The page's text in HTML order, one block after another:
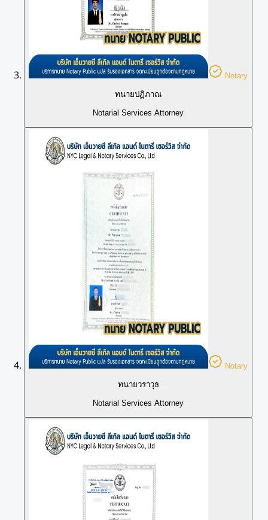
Notary
ทนายปฏิภาณ
Notarial Services Attorney
Notary
ทนายวราวุธ
Notarial Services Attorney